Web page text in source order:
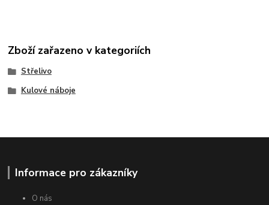
Zboží zařazeno v kategoriích
Střelivo
Kulové náboje
Informace pro zákazníky
O nás